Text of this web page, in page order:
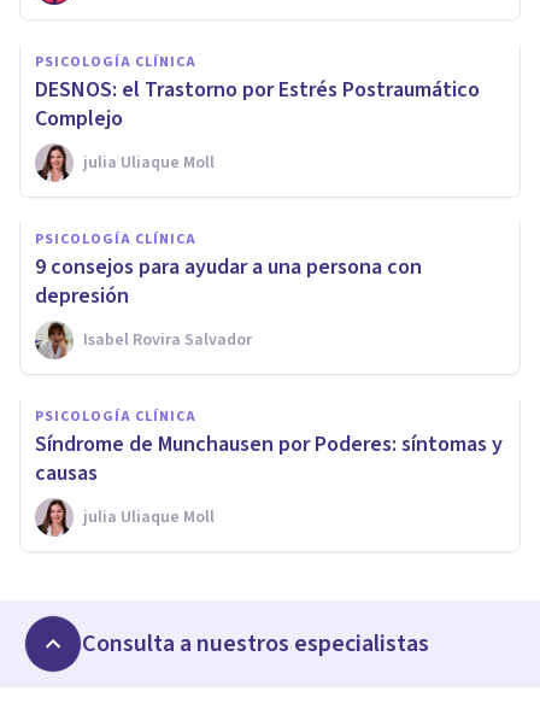
PSICOLOGÍA CLÍNICA
DESNOS: el Trastorno por Estrés Postraumático
Complejo
​julia Uliaque Moll
PSICOLOGÍA CLÍNICA
9 consejos para ayudar a una persona con
depresión
Isabel Rovira Salvador
PSICOLOGÍA CLÍNICA
Síndrome de Munchausen por Poderes: síntomas y
causas
​julia Uliaque Moll
Consulta a nuestros especialistas